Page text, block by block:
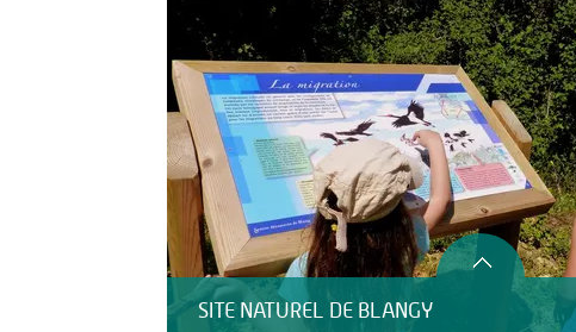
SITE NATUREL DE BLANGY